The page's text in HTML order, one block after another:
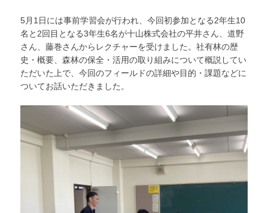
5月1日には事前学習会が行われ、今回初参加となる2年生10
名と2回目となる3年生6名が十山株式会社の平井さん、道野
さん、藤巻さんからレクチャーを受けました。社有林の歴
史・概要、森林の保全・活用の取り組みについて概説してい
ただいた上で、今回のフィールドの詳細や目的・課題などに
ついてお話いただきました。